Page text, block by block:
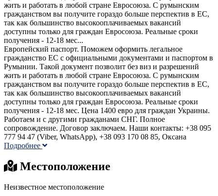
жить и работать в любой стране Евросоюза. С румынским
гражданством вы получите гораздо больше перспектив в ЕС,
так как большинство высокооплачиваемых вакансий
доступны только для граждан Евросоюза. Реальные сроки
получения - 12-18 мес...
Европейский паспорт. Поможем оформить легальное
гражданство ЕС с официальными документами и паспортом в
Румынии. Такой документ позволит без виз и разрешений
жить и работать в любой стране Евросоюза. С румынским
гражданством вы получите гораздо больше перспектив в ЕС,
так как большинство высокооплачиваемых вакансий
доступны только для граждан Евросоюза. Реальные сроки
получения - 12-18 мес. Цена 1400 евро для граждан Украины.
Работаем и с другими гражданами СНГ. Полное
сопровождение. Договор заключаем. Наши контакты: +38 095
777 94 47 (Viber, WhatsApp), +38 093 170 08 85, Оксана
Подробнее
Местоположение
Неизвестное местоположение